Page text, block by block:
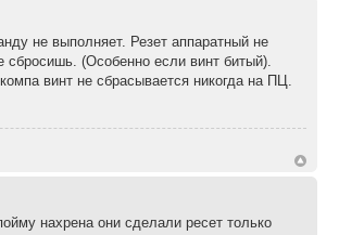
не выполняет. Резет аппаратный не
сбросишь. (Особенно если винт битый).
винт не сбрасывается никогда на ПЦ.
нахрена они сделали ресет только